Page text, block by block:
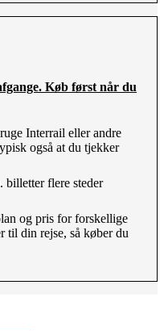
Interrail eller andre
også at du tjekker
billetter flere steder
og pris for forskellige
til din rejse, så køber du